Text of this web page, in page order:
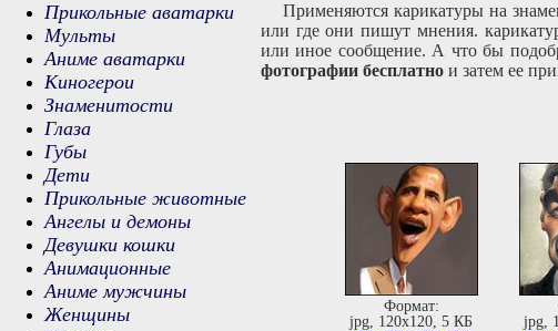
Применяются карикатуры на
или где они пишут мнения.
или иное сообщение. А что бы
фотографии бесплатно и затем ее
Формат:
jpg, 120х120, 5 КБ
jpg,
Прикольные аватарки
Мульты
Аниме аватарки
Киногерои
Знаменитости
Глаза
Губы
Дети
Прикольные животные
Ангелы и демоны
Девушки кошки
Анимационные
Аниме мужчины
Женщины